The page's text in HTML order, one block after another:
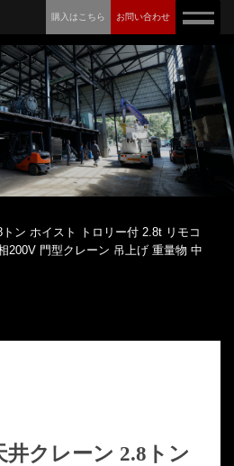
購入はこちら お問い合わせ
ン ホイスト トロリー付 2.8t リモコ
200V 門型クレーン 吊上げ 重量物 中
クレーン 2.8トン